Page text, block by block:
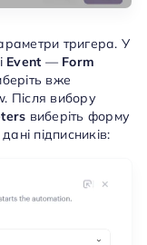
тригера. У
Event — Form
вже
Після вибору
виберіть форму
підписників: